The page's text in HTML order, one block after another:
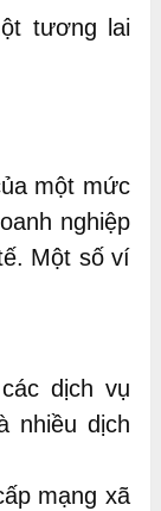
tương lai
một mức
nghiệp
Một số ví
dịch vụ
nhiều dịch
mạng xã